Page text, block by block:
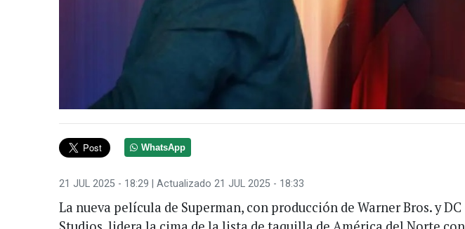
WhatsApp
21 JUL 2025 - 18:29 | Actualizado 21 JUL 2025 - 18:33
La nueva película de Superman, con producción de Warner Bros. y DC